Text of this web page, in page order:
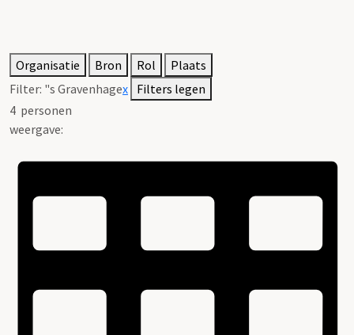
Organisatie Bron Rol
Plaats
Filter: "s Gravenhagex Filters legen
4 personen
weergave: